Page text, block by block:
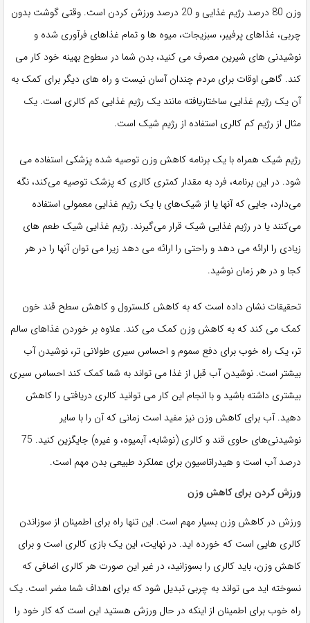
وزن 80 درصد رژیم غذایی و 20 درصد ورزش کردن است. وقتی گوشت بدون
چربی، غذاهای پرفیبر، سبزیجات، میوه ها و تمام غذاهای فرآوری شده و
نوشیدنی های شیرین مصرف می کنید، بدن شما در سطوح بهینه خود کار می
کند. گاهی اوقات برای مردم چندان آسان نیست و راه های دیگر برای کمک به
آن یک رژیم غذایی ساختاریافته مانند یک رژیم غذایی کم کالری است. یک
مثال از رژیم کم کالری استفاده از رژیم شیک است.
رژیم شیک همراه با یک برنامه کاهش وزن توصیه شده پزشکی استفاده می
شود. در این برنامه، فرد به مقدار کمتری کالری که پزشک توصیه می‌کند، نگه
می‌دارد، جایی که آنها یا از شیک‌های با یک رژیم غذایی معمولی استفاده
می‌کنند یا در رژیم غذایی شیک قرار می‌گیرند. رژیم غذایی شیک طعم های
زیادی را ارائه می دهد و راحتی را ارائه می دهد زیرا می توان آنها را در هر
کجا و در هر زمان نوشید.
تحقیقات نشان داده است که به کاهش کلسترول و کاهش سطح قند خون
کمک می کند که به کاهش وزن کمک می کند. علاوه بر خوردن غذاهای سالم
تر، یک راه خوب برای دفع سموم و احساس سیری طولانی تر، نوشیدن آب
بیشتر است. نوشیدن آب قبل از غذا می تواند به شما کمک کند احساس سیری
بیشتری داشته باشید و با انجام این کار می توانید کالری دریافتی را کاهش
دهید. آب برای کاهش وزن نیز مفید است زمانی که آن را با سایر
نوشیدنی‌های حاوی قند و کالری (نوشابه، آبمیوه، و غیره) جایگزین کنید. 75
درصد آب است و هیدراتاسیون برای عملکرد طبیعی بدن مهم است.
ورزش کردن برای کاهش وزن
ورزش در کاهش وزن بسیار مهم است. این تنها راه برای اطمینان از سوزاندن
کالری هایی است که خورده اید. در نهایت، این یک بازی کالری است و برای
کاهش وزن، باید کالری را بسوزانید، در غیر این صورت هر کالری اضافی که
نسوخته اید می تواند به چربی تبدیل شود که برای اهداف شما مضر است. یک
راه خوب برای اطمینان از اینکه در حال ورزش هستید این است که کار خود را